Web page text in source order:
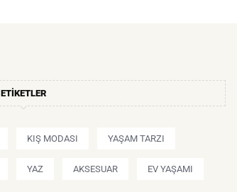
ETIKETLER
KIŞ MODASI YAŞAM TARZI
YAZ AKSESUAR EV YAŞAMI